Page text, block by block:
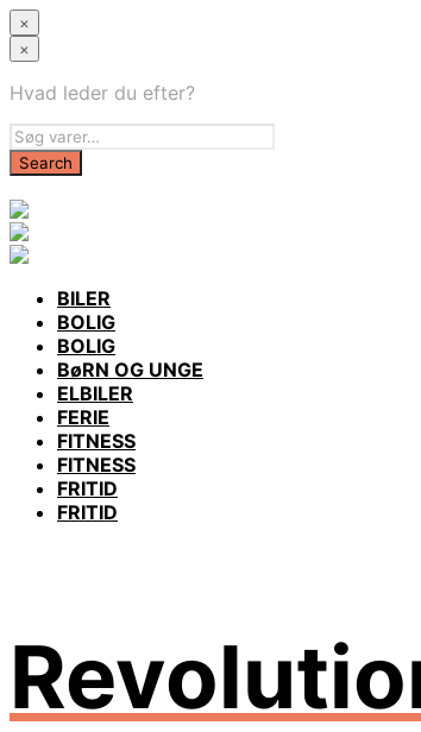
×
×
Hvad leder du efter?
BILER
BOLIG
BOLIG
BøRN OG UNGE
ELBILER
FERIE
FITNESS
FITNESS
FRITID
FRITID